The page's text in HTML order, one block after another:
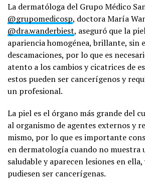
La dermatóloga del Grupo Médico
@grupomedicosp, doctora María
@dra.wanderbiest, aseguró que la
apariencia homogénea, brillante, sin
descamaciones, por lo que es
atento a los cambios y cicatrices de
estos pueden ser cancerígenos y
un profesional.
La piel es el órgano más grande del
al organismo de agentes externos y
mismo, por lo que es importante
en dermatología cuando no muestra
saludable y aparecen lesiones en ella,
pudiesen ser cancerígenas.